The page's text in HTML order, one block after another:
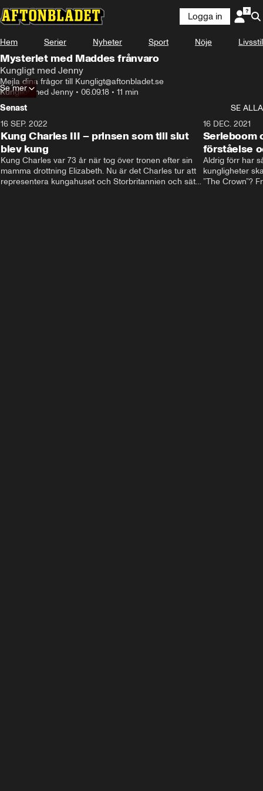
Logga in
Hem Serier Nyheter Sport Nöje Livsstil
Mysteriet med Maddes frånvaro
Kungligt med Jenny
Mejla dina frågor till Kungligt@aftonbladet.se
Kungligt med Jenny • 06.09.18 • 11 min
Se mer
Senast
SE ALLA
16 SEP. 2022
Kung Charles III – prinsen som till slut
blev kung
Kung Charles var 73 år när tog över tronen efter sin
mamma drottning Elizabeth. Nu är det Charles tur att
representera kungahuset och Storbritannien och sätta
16 DEC. 2021
Serieboom
förståelse
Aldrig förr har
kungligheter
”The Crown”?